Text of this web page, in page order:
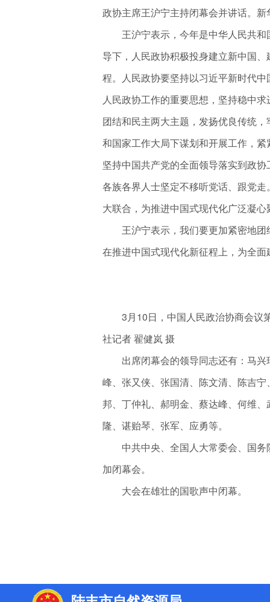
政协主席王沪宁主持闭幕会并讲话。新
王沪宁表示，今年是中华人民共和
导下，人民政协积极投身建立新中国
程。人民政协要坚持以习近平新时代
人民政协工作的重要思想，坚持稳中
团结和民主两大主题，发扬优良传统
和国家工作大局下谋划和开展工作，
坚持中国共产党的全面领导落实到政
各族各界人士坚定不移听党话、跟党
大联合，为推进中国式现代化广泛凝心
王沪宁表示，我们要更加紧密地团
在推进中国式现代化新征程上，为全
3月10日，中国人民政治协商会议
社记者 翟健岚 摄
出席闭幕会的领导同志还有：马兴
峰、张又侠、张国清、陈文清、陈吉
邦、丁仲礼、郝明金、蔡达峰、何维
隆、谌贻琴、张军、应勇等。
中共中央、全国人大常委会、国务
加闭幕会。
大会在雄壮的国歌声中闭幕。